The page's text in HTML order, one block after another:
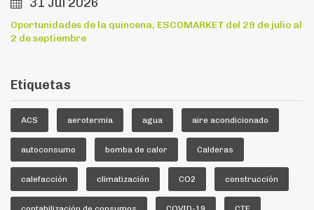
31 Jul 2026
Oportunidades de la quincena, ESCOMARKET del 29 de julio al
2 de septiembre
Etiquetas
ACS aerotermia agua aire acondicionado
autoconsumo bomba de calor Calderas
calefacción climatización CO2 construcción